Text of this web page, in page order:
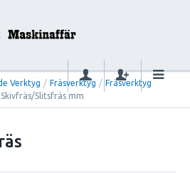
Verktyg / Fräsverktyg / Fräsverktyg
Skivfräs/Slitsfräs mm